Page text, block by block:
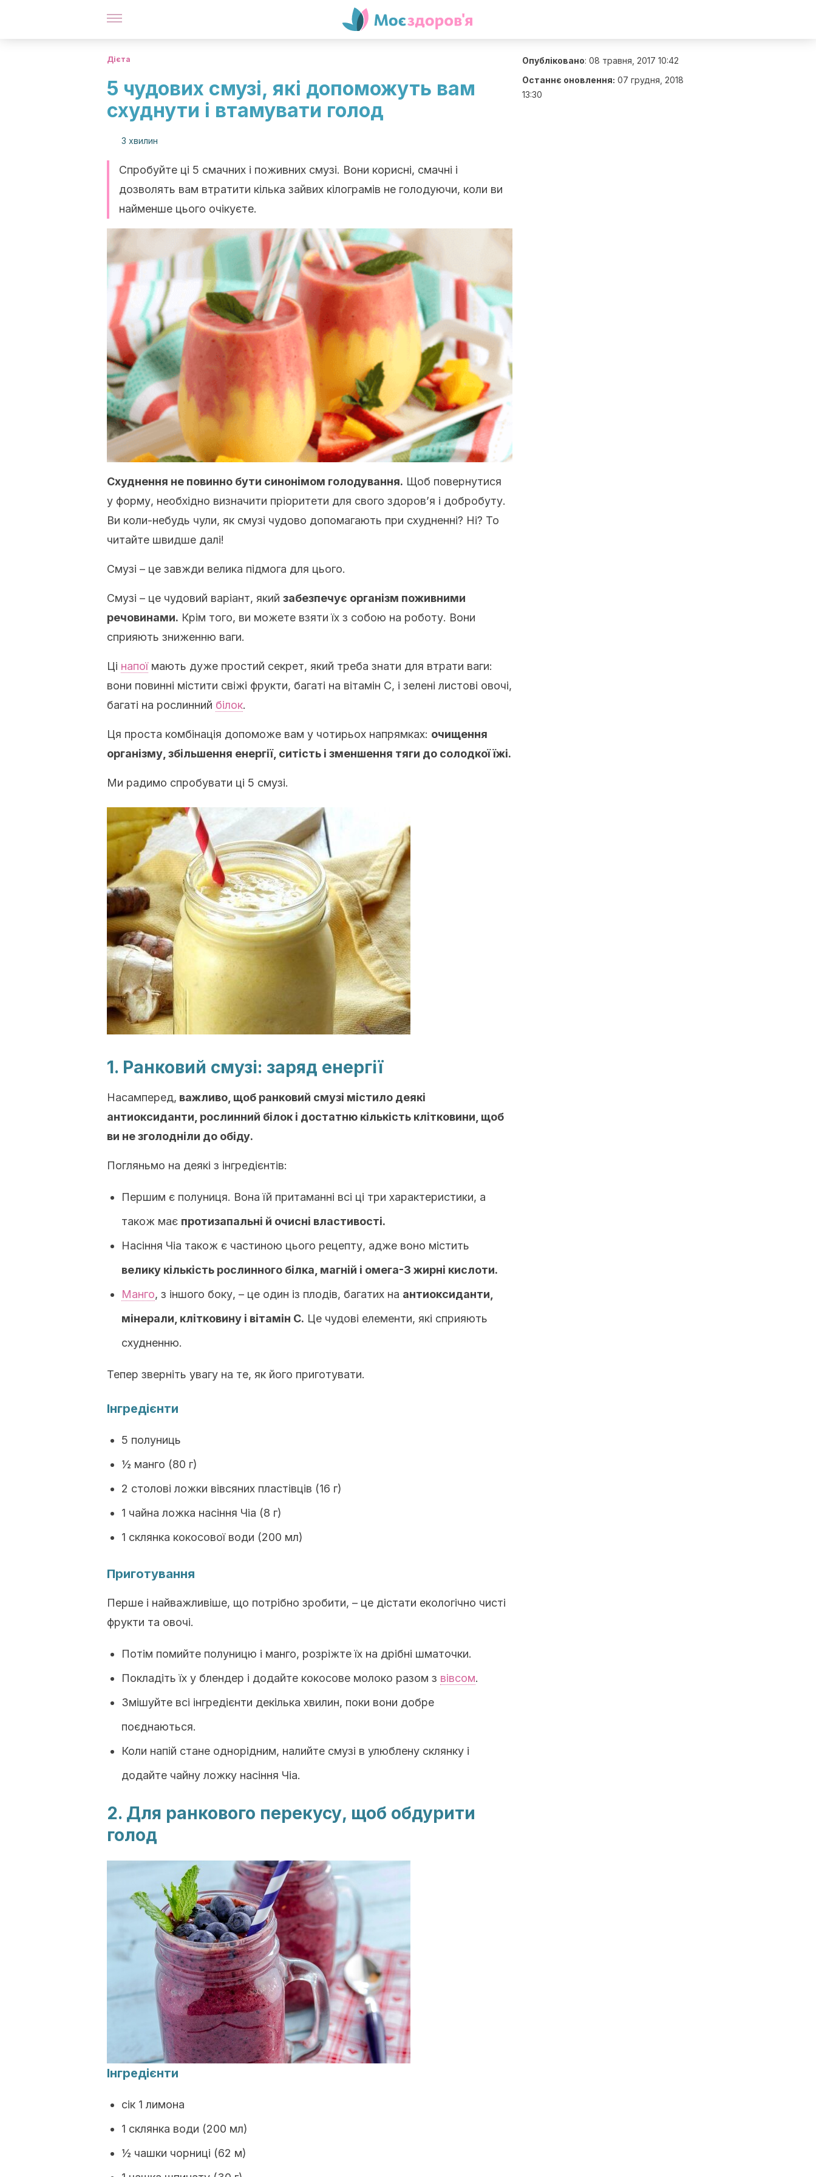
Дієта
5 чудових смузі, які допоможуть вам
схуднути і втамувати голод
3 хвилин
Спробуйте ці 5 смачних і поживних смузі. Вони корисні, смачні і
дозволять вам втратити кілька зайвих кілограмів не голодуючи, коли ви
найменше цього очікуєте.
Схуднення не повинно бути синонімом голодування. Щоб повернутися
у форму, необхідно визначити пріоритети для свого здоров’я і добробуту.
Ви коли-небудь чули, як смузі чудово допомагають при схудненні? Ні? То
читайте швидше далі!
Смузі – це завжди велика підмога для цього.
Смузі – це чудовий варіант, який забезпечує організм поживними
речовинами. Крім того, ви можете взяти їх з собою на роботу. Вони
сприяють зниженню ваги.
Ці напоїмають дуже простий секрет, який треба знати для втрати ваги:
вони повинні містити свіжі фрукти, багаті на вітамін С, і зелені листові овочі,
багаті на рослинний білок.
Ця проста комбінація допоможе вам у чотирьох напрямках: очищення
організму, збільшення енергії, ситість і зменшення тяги до солодкої їжі.
Ми радимо спробувати ці 5 смузі.
1. Ранковий смузі: заряд енергії
Насамперед, важливо, щоб ранковий смузі містило деякі
антиоксиданти, рослинний білок і достатню кількість клітковини, щоб
ви не зголодніли до обіду.
Погляньмо на деякі з інгредієнтів:
Першим є полуниця. Вона їй притаманні всі ці три характеристики, а
також має протизапальні й очисні властивості.
Насіння Чіа також є частиною цього рецепту, адже воно містить
велику кількість рослинного білка, магній і омега-3 жирні кислоти.
Манго, з іншого боку, – це один із плодів, багатих на антиоксиданти,
мінерали, клітковину і вітамін С. Це чудові елементи, які сприяють
схудненню.
Тепер зверніть увагу на те, як його приготувати.
Інгредієнти
5 полуниць
½ манго (80 г)
2 столові ложки вівсяних пластівців (16 г)
1 чайна ложка насіння Чіа (8 г)
1 склянка кокосової води (200 мл)
Приготування
Перше і найважливіше, що потрібно зробити, – це дістати екологічно чисті
фрукти та овочі.
Потім помийте полуницю і манго, розріжте їх на дрібні шматочки.
Покладіть їх у блендер і додайте кокосове молоко разом з вівсом.
Змішуйте всі інгредієнти декілька хвилин, поки вони добре
поєднаються.
Коли напій стане однорідним, налийте смузі в улюблену склянку і
додайте чайну ложку насіння Чіа.
2. Для ранкового перекусу, щоб обдурити
голод
Інгредієнти
сік 1 лимона
1 склянка води (200 мл)
½ чашки чорниці (62 м)
Опубліковано: 08 травня, 2017 10:42
Останнє оновлення: 07 грудня, 2018
13:30